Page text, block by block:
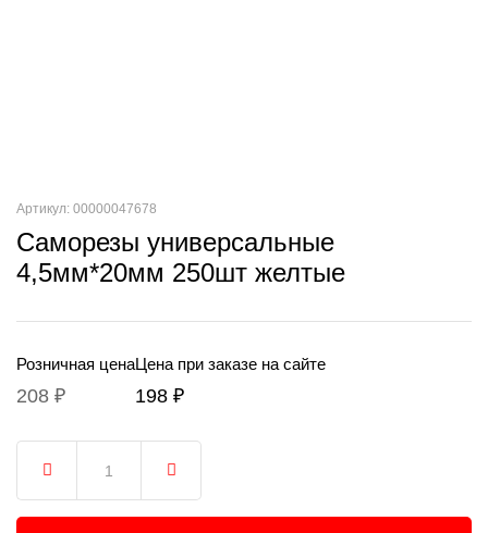
Артикул: 00000047678
Саморезы универсальные
4,5мм*20мм 250шт желтые
Розничная цена
208 ₽
Цена при заказе на сайте
198 ₽